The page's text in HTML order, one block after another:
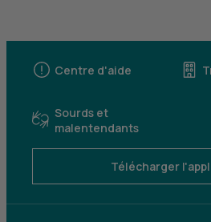
Centre d'aide
Sourds et
malentendants
Télécharger